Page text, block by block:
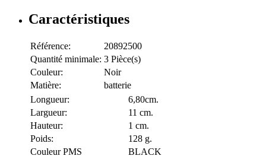
Caractéristiques
Référence:
20892500
Quantité minimale: 3 Pièce(s)
Couleur:
Noir
Matière:
batterie
Longueur:
6,80cm.
Largueur:
11 cm.
Hauteur:
1 cm.
Poids:
128 g.
Couleur PMS
BLACK